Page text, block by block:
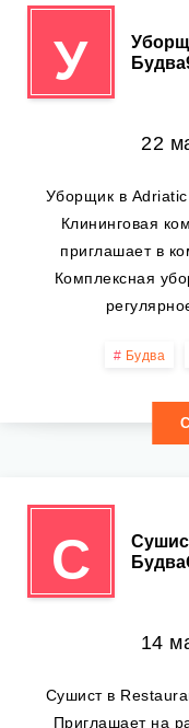
У
22
Уборщик в
Клининговая
приглашает в
Комплексная
Будва
С
14
Сушист в
Приглашает на